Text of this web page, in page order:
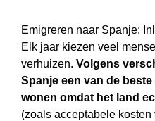
Emigreren naar Spanje:
Elk jaar kiezen veel
verhuizen. Volgens
Spanje een van de
wonen omdat het land
(zoals acceptabele